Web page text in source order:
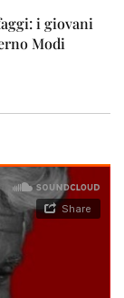
i giovani
Modi